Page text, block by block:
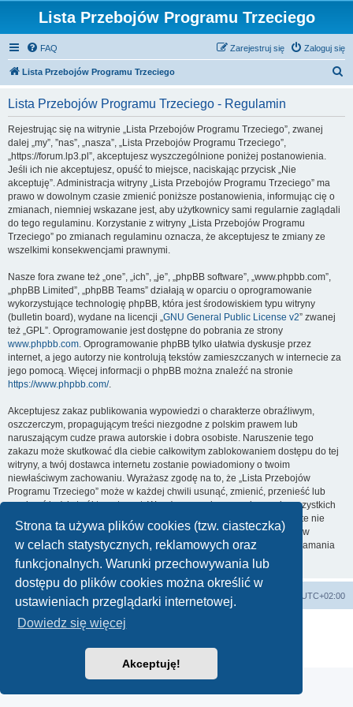
Strona ta używa plików cookies (tzw. ciasteczka)
w celach statystycznych, reklamowych oraz
funkcjonalnych. Warunki przechowywania lub
dostępu do plików cookies można określić w
ustawieniach przeglądarki internetowej.
Dowiedz się więcej
Akceptuję!
Lista Przebojów Programu Trzeciego
FAQ Zaloguj się
Zarejestruj się
Lista Przebojów Programu Trzeciego
Lista Przebojów Programu Trzeciego - Regulamin
Rejestrując się na witrynie „Lista Przebojów Programu Trzeciego”, zwanej
dalej „my”, ”nas”, „nasza”, „Lista Przebojów Programu Trzeciego”,
„https://forum.lp3.pl”, akceptujesz wyszczególnione poniżej postanowienia.
Jeśli ich nie akceptujesz, opuść to miejsce, naciskając przycisk „Nie
akceptuję”. Administracja witryny „Lista Przebojów Programu Trzeciego” ma
prawo w dowolnym czasie zmienić poniższe postanowienia, informując cię o
zmianach, niemniej wskazane jest, aby użytkownicy sami regularnie zaglądali
do tego regulaminu. Korzystanie z witryny „Lista Przebojów Programu
Trzeciego” po zmianach regulaminu oznacza, że akceptujesz te zmiany ze
wszelkimi konsekwencjami prawnymi.
Nasze fora zwane też „one”, „ich”, „je”, „phpBB software”, „www.phpbb.com”,
„phpBB Limited”, „phpBB Teams” działają w oparciu o oprogramowanie
wykorzystujące technologię phpBB, która jest środowiskiem typu witryny
(bulletin board), wydane na licencji „GNU General Public License v2” zwanej
też „GPL”. Oprogramowanie jest dostępne do pobrania ze strony
www.phpbb.com. Oprogramowanie phpBB tylko ułatwia dyskusje przez
internet, a jego autorzy nie kontrolują tekstów zamieszczanych w internecie za
jego pomocą. Więcej informacji o phpBB można znaleźć na stronie
https://www.phpbb.com/.
Akceptujesz zakaz publikowania wypowiedzi o charakterze obraźliwym,
oszczerczym, propagującym treści niezgodne z polskim prawem lub
naruszającym cudze prawa autorskie i dobra osobiste. Naruszenie tego
zakazu może skutkować dla ciebie całkowitym zablokowaniem dostępu do tej
witryny, a twój dostawca internetu zostanie powiadomiony o twoim
niewłaściwym zachowaniu. Wyrażasz zgodę na to, że „Lista Przebojów
Programu Trzeciego” może w każdej chwili usunąć, zmienić, przenieść lub
zamknąć każdy twój temat, post. Wyrażasz zgodę na zapisywanie wszystkich
podanych przez ciebie informacji w naszej bazie danych. Informacje te nie
będą przekazywane nikomu bez twojej zgody, ale ani „Lista Przebojów
Programu Trzeciego”, ani phpBB nie ponosi odpowiedzialności za włamania
do witryny, podczas których może dojść do kradzieży danych.
Lista Przebojów Programu Trzeciego UTC+02:00
Technologię dostarcza
Zasady ochrony danych osobowych